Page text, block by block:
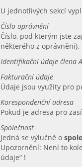
U jednotlivých sekcí
Číslo oprávnění
Číslo, pod kterým jste
některého z oprávnění).
Identifikační údaje člena
Fakturační údaje
Údaje jsou využity pro
Korespondenční adresa
Pokud je adresa pro
Společnost
Jedná se výlučně o
Upozornění: Není to
údaje“ !